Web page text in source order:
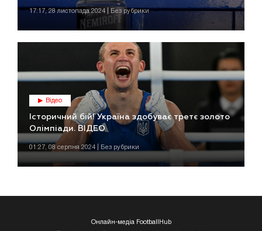
17:17, 28 листопада 2024 | Без рубрики
Відео
Історичний бій! Україна здобуває третє золото
Олімпіади. ВІДЕО
01:27, 08 серпня 2024 | Без рубрики
Онлайн-медіа FootballHub